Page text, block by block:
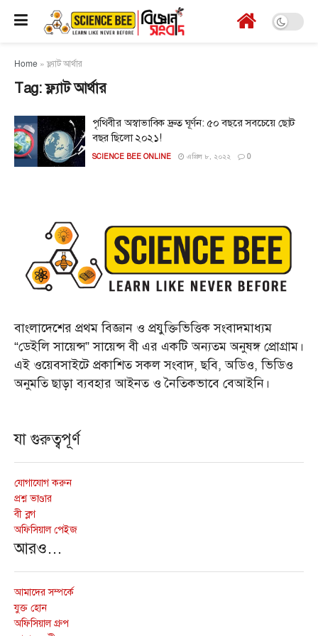
Home » ফ্ল্যাট আর্থার
Tag:ফ্ল্যাট আর্থার
পৃথিবীর অস্বাভাবিক দ্রুত ঘূর্ণন: ৫০ বছরে সবচেয়ে ছোট
বছর ছিলো ২০২১!
SCIENCE BEE ONLINE এপ্রিল ৮, ২০২২ 0
বাংলাদেশের প্রথম বিজ্ঞান ও প্রযুক্তিভিত্তিক সংবাদমাধ্যম
“ডেইলি সায়েন্স” সায়েন্স বী এর একটি অন্যতম অনুষঙ্গ প্রোগ্রাম।
এই ওয়েবসাইটে প্রকাশিত সকল সংবাদ, ছবি, অডিও, ভিডিও
অনুমতি ছাড়া ব্যবহার আইনত ও নৈতিকভাবে বেআইনি।
যা গুরুত্বপূর্ণ
যোগাযোগ করুন
প্রশ্ন ভাণ্ডার
বী ব্লগ
অফিসিয়াল পেইজ
আরও…
আমাদের সম্পর্কে
যুক্ত হোন
অফিসিয়াল গ্রুপ